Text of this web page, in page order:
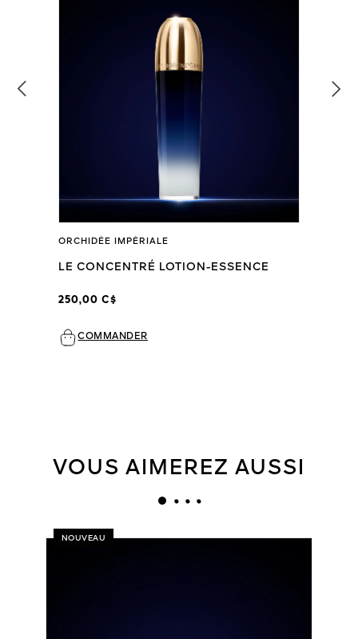
ORCHIDÉE IMPÉRIALE
LE CONCENTRÉ LOTION-ESSENCE
250,00 C$
COMMANDER
VOUS AIMEREZ AUSSI
NOUVEAU